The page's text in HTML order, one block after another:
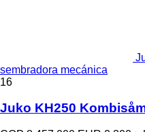
sembradora mecánica
16
Juko KH250